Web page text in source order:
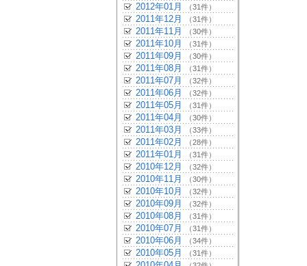
2012年01月 （31件）
2011年12月 （31件）
2011年11月 （30件）
2011年10月 （31件）
2011年09月 （30件）
2011年08月 （31件）
2011年07月 （32件）
2011年06月 （32件）
2011年05月 （31件）
2011年04月 （30件）
2011年03月 （33件）
2011年02月 （28件）
2011年01月 （31件）
2010年12月 （32件）
2010年11月 （30件）
2010年10月 （32件）
2010年09月 （32件）
2010年08月 （31件）
2010年07月 （31件）
2010年06月 （34件）
2010年05月 （31件）